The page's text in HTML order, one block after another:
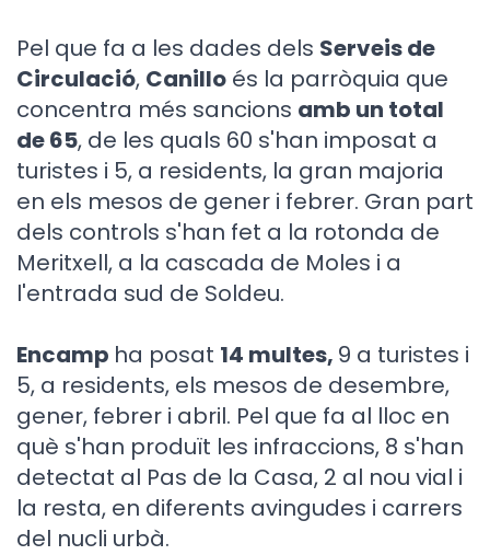
Pel que fa a les dades dels Serveis de
Circulació, Canillo és la parròquia que
concentra més sancions amb un total
de 65, de les quals 60 s'han imposat a
turistes i 5, a residents, la gran majoria
en els mesos de gener i febrer. Gran part
dels controls s'han fet a la rotonda de
Meritxell, a la cascada de Moles i a
l'entrada sud de Soldeu.
Encamp ha posat 14 multes, 9 a turistes i
5, a residents, els mesos de desembre,
gener, febrer i abril. Pel que fa al lloc en
què s'han produït les infraccions, 8 s'han
detectat al Pas de la Casa, 2 al nou vial i
la resta, en diferents avingudes i carrers
del nucli urbà.